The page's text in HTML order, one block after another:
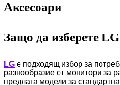
Аксесоари
Защо да изберете
LG е подходящ избор за
разнообразие от монитори за
предлага модели за